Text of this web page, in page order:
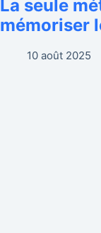
La seule
mémoriser
10 août 2025